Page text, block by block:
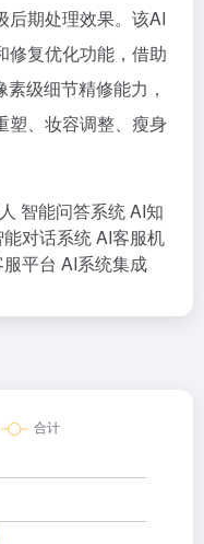
后期处理效果。该AI
修复优化功能，借助
级细节精修能力，
塑、妆容调整、瘦身
智能问答系统AI知
能对话系统AI客服机
平台 AI系统集成